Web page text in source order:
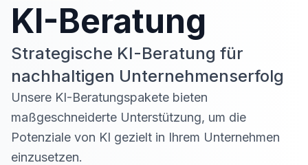
KI-Beratung
Strategische KI-Beratung für
nachhaltigen Unternehmenserfolg
Unsere KI-Beratungspakete bieten
maßgeschneiderte Unterstützung, um die
Potenziale von KI gezielt in Ihrem Unternehmen
einzusetzen.